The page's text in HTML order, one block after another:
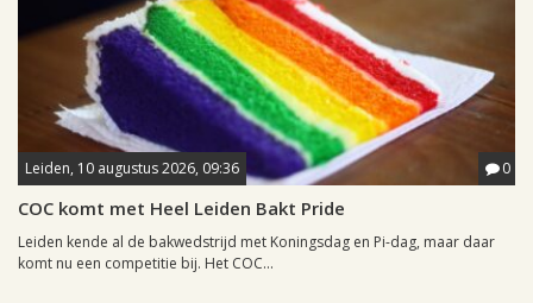
Leiden, 10 augustus 2026, 09:36 0
COC komt met Heel Leiden Bakt Pride
Leiden kende al de bakwedstrijd met Koningsdag en Pi-dag, maar daar
komt nu een competitie bij. Het COC...